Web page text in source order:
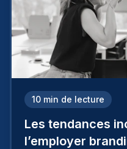
10 min de lecture
Les tendances
l’employer